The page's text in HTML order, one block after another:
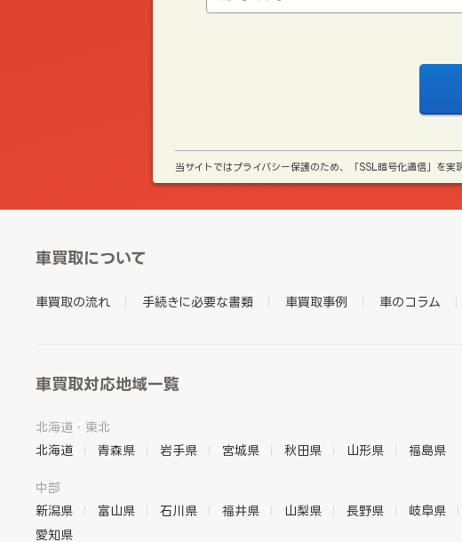
当サイトではプライバシー保護のため、「SSL暗号化通信」を実
車買取について
車買取の流れ 手続きに必要な書類 車買取事例 車のコラム
車買取対応地域一覧
北海道・東北
北海道
青森県 岩手県 宮城県 秋田県 山形県 福島県
中部
新潟県
富山県 石川県 福井県 山梨県 長野県 岐阜県
愛知県